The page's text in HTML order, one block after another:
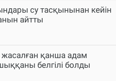
су тасқынынан кейін
айтты
қанша адам
белгілі болды